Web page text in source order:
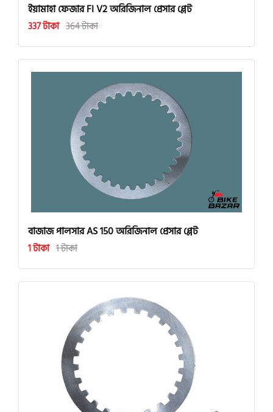
ইয়ামাহা ফেজার FI V2 অরিজিনাল প্রেসার প্লেট
337 টাকা 364 টাকা
বাজাজ পালসার AS 150 অরিজিনাল প্রেসার প্লেট
1 টাকা 1 টাকা